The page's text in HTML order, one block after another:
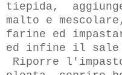
tiepida,
malto e
farine ed
ed infine il sale
Riporre